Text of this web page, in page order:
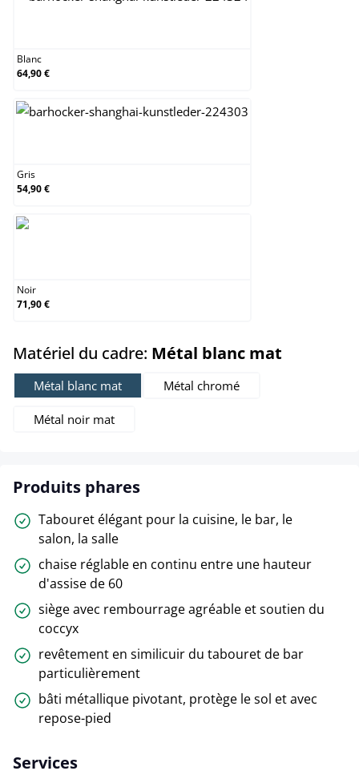
Blanc
64,90 €
Gris
54,90 €
Noir
71,90 €
Matériel du cadre: Métal blanc mat
Métal blanc mat Métal chromé
Métal noir mat
Produits phares
Tabouret élégant pour la cuisine, le bar, le
salon, la salle
chaise réglable en continu entre une hauteur
d'assise de 60
siège avec rembourrage agréable et soutien du
coccyx
revêtement en similicuir du tabouret de bar
particulièrement
bâti métallique pivotant, protège le sol et avec
repose-pied
Services